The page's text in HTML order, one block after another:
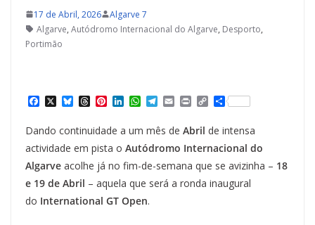
17 de Abril, 2026
Algarve 7
Algarve, Autódromo Internacional do Algarve, Desporto,
Portimão
a
e
b
o
o
k
X B
u
e
s
k
y
T
h
r
e
a
d
s
P
n
t
e
r
e
s
t
L
k
e
d
I
n
W
h
t
s
A
p
p
T
e
l
e
g
r
a
m
E
m
i
l
P
n
t
C
o
p
y
L
i
n
k
S
h
a
r
e
Dando continuidade a um mês de Abril de intensa
actividade em pista o Autódromo Internacional do
Algarve acolhe já no fim-de-semana que se avizinha – 18
e 19 de Abril – aquela que será a ronda inaugural
do International GT Open.